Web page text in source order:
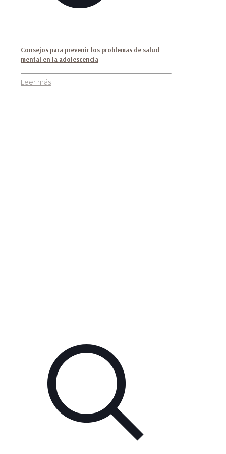
Consejos para prevenir los problemas de salud
mental en la adolescencia
Leer más